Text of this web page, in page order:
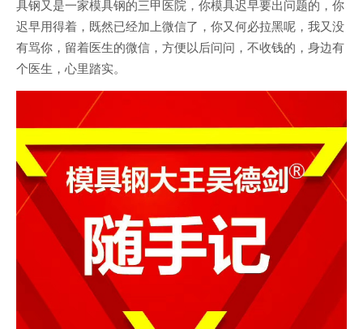
具钢又是一家模具钢的三甲医院，你模具迟早要出问题的，你
迟早用得着，既然已经加上微信了，你又何必拉黑呢，我又没
有骂你，留着医生的微信，方便以后问问，不收钱的，身边有
个医生，心里踏实。